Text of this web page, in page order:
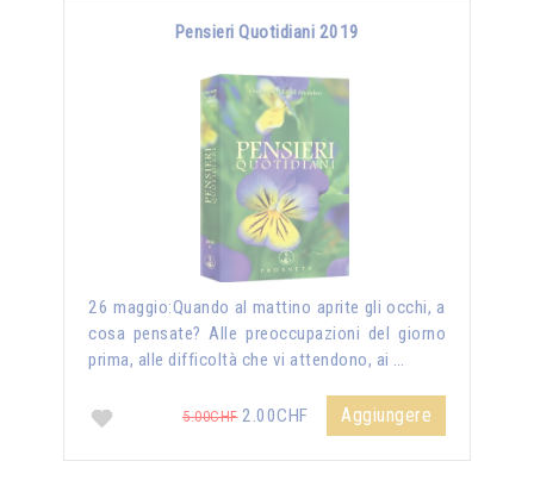
Pensieri Quotidiani 2019
26 maggio:Quando al mattino aprite gli occhi, a
cosa pensate? Alle preoccupazioni del giorno
prima, alle difficoltà che vi attendono, ai …
5.00CHF2.00CHF Aggiungere